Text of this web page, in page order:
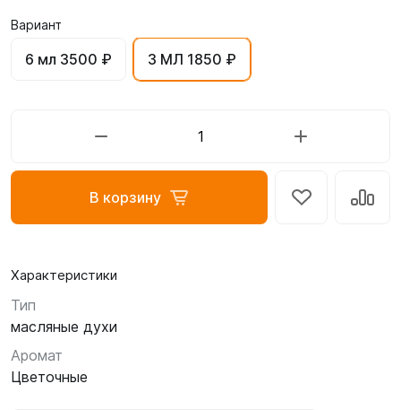
Вариант
6 мл 3500 ₽ 3 МЛ 1850 ₽
В корзину
Характеристики
Тип
масляные духи
Аромат
Цветочные